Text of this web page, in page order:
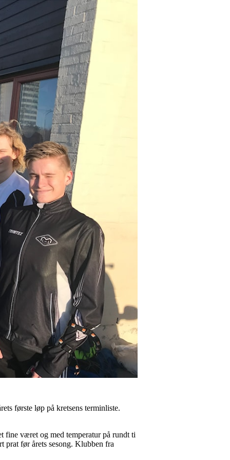
første løp på kretsens terminliste.
fine været og med temperatur på rundt ti
prat før årets sesong. Klubben fra